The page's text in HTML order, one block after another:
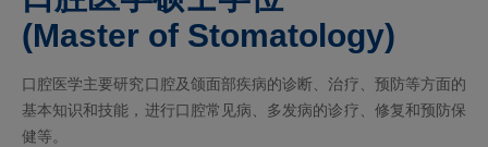
(Master of Stomatology)
口腔医学主要研究口腔及颌面部疾病的诊断、治疗、预防等方面的
基本知识和技能，进行口腔常见病、多发病的诊疗、修复和预防保
健等。